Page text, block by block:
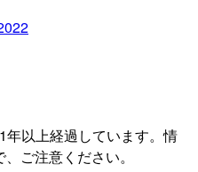
年以上経過しています。情
ご注意ください。